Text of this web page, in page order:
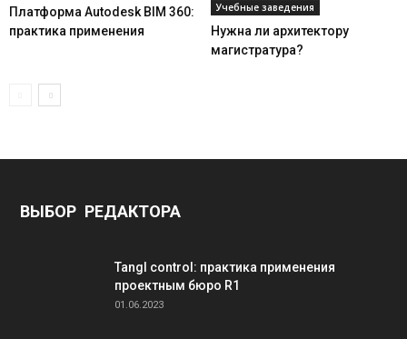
Платформа Autodesk BIM 360:
практика применения
Учебные заведения
Нужна ли архитектору
магистратура?
ВЫБОР РЕДАКТОРА
Tangl control: практика применения
проектным бюро R1
01.06.2023